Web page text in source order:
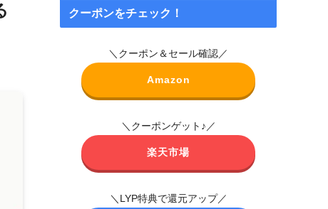
クーポンをチェック！
＼クーポン＆セール確認／
Amazon
＼クーポンゲット♪／
楽天市場
＼LYP特典で還元アップ／